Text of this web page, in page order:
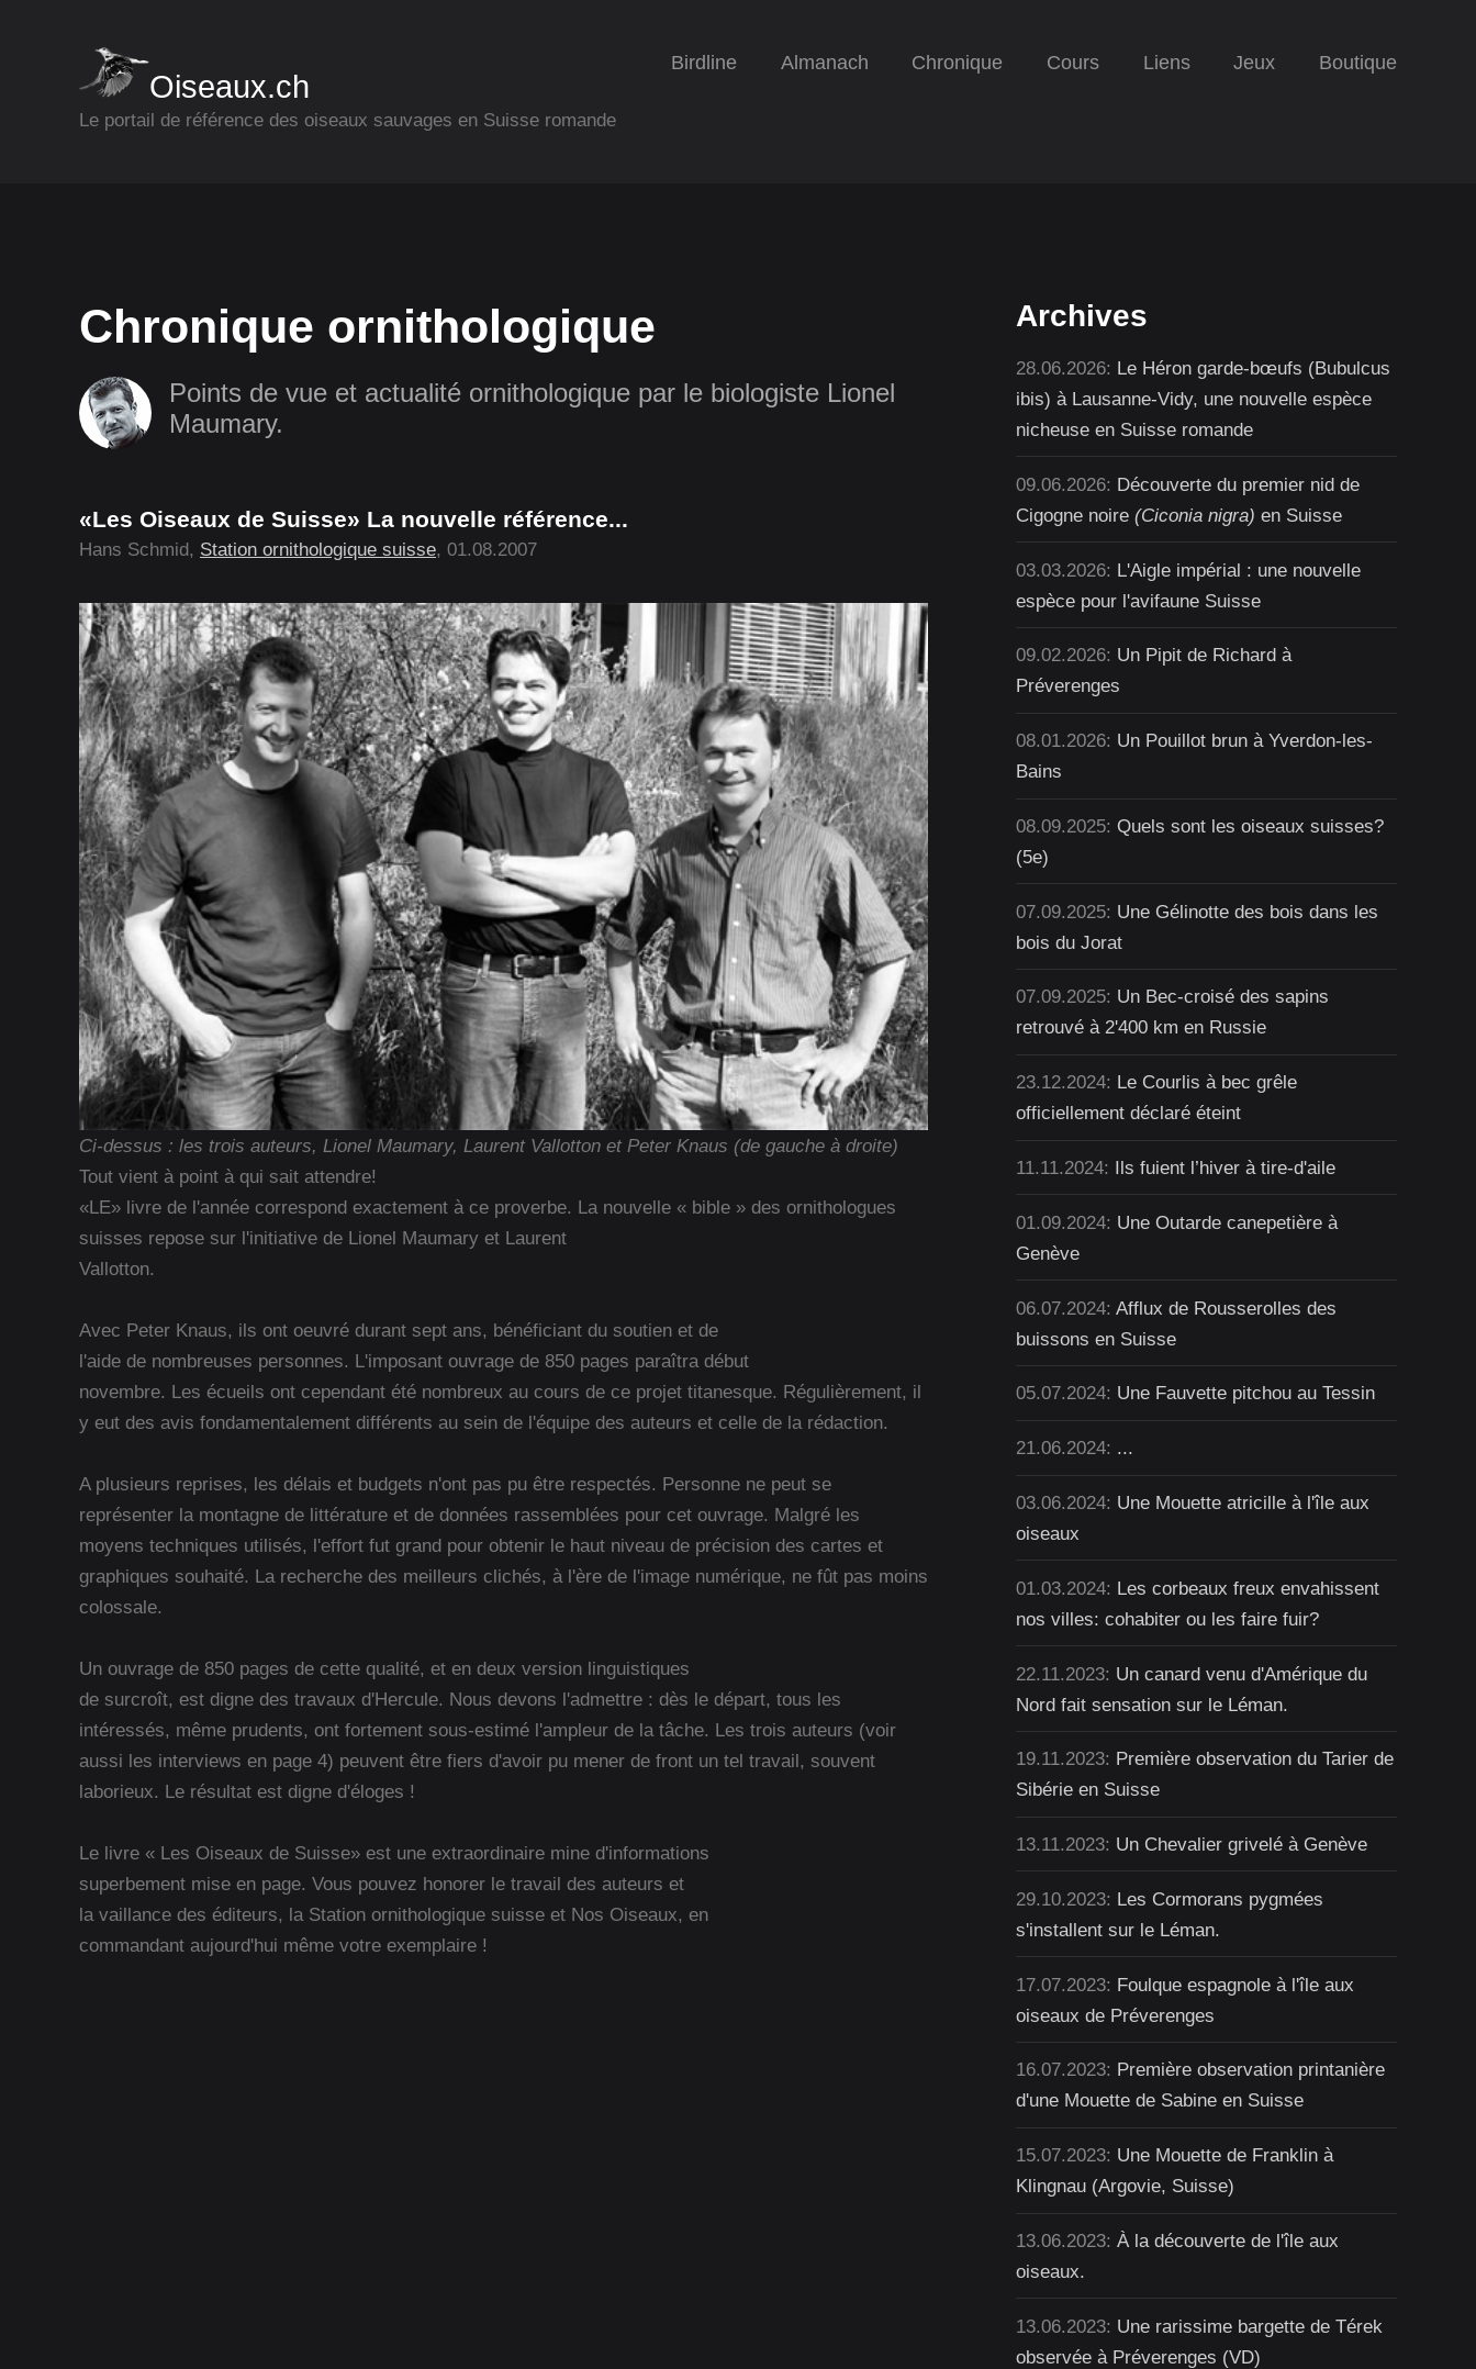
Oiseaux.ch
Le portail de référence des oiseaux sauvages en Suisse romande
Birdline Almanach Chronique Cours Liens Jeux Boutique
Chronique ornithologique
Points de vue et actualité ornithologique par le biologiste Lionel
Maumary.
«Les Oiseaux de Suisse» La nouvelle référence...
Hans Schmid, Station ornithologique suisse, 01.08.2007
Ci-dessus : les trois auteurs, Lionel Maumary, Laurent Vallotton et Peter Knaus (de gauche à droite)
Tout vient à point à qui sait attendre!
«LE» livre de l'année correspond exactement à ce proverbe. La nouvelle « bible » des ornithologues
suisses repose sur l'initiative de Lionel Maumary et Laurent
Vallotton.
Avec Peter Knaus, ils ont oeuvré durant sept ans, bénéficiant du soutien et de
l'aide de nombreuses personnes. L'imposant ouvrage de 850 pages paraîtra début
novembre. Les écueils ont cependant été nombreux au cours de ce projet titanesque. Régulièrement, il
y eut des avis fondamentalement différents au sein de l'équipe des auteurs et celle de la rédaction.
A plusieurs reprises, les délais et budgets n'ont pas pu être respectés. Personne ne peut se
représenter la montagne de littérature et de données rassemblées pour cet ouvrage. Malgré les
moyens techniques utilisés, l'effort fut grand pour obtenir le haut niveau de précision des cartes et
graphiques souhaité. La recherche des meilleurs clichés, à l'ère de l'image numérique, ne fût pas moins
colossale.
Un ouvrage de 850 pages de cette qualité, et en deux version linguistiques
de surcroît, est digne des travaux d'Hercule. Nous devons l'admettre : dès le départ, tous les
intéressés, même prudents, ont fortement sous-estimé l'ampleur de la tâche. Les trois auteurs (voir
aussi les interviews en page 4) peuvent être fiers d'avoir pu mener de front un tel travail, souvent
laborieux. Le résultat est digne d'éloges !
Le livre « Les Oiseaux de Suisse» est une extraordinaire mine d'informations
superbement mise en page. Vous pouvez honorer le travail des auteurs et
la vaillance des éditeurs, la Station ornithologique suisse et Nos Oiseaux, en
commandant aujourd'hui même votre exemplaire !
Archives
28.06.2026: Le Héron garde-bœufs (Bubulcus
ibis) à Lausanne-Vidy, une nouvelle espèce
nicheuse en Suisse romande
09.06.2026: Découverte du premier nid de
Cigogne noire(Ciconia nigra) en Suisse
03.03.2026: L'Aigle impérial : une nouvelle
espèce pour l'avifaune Suisse
09.02.2026: Un Pipit de Richard à
Préverenges
08.01.2026: Un Pouillot brun à Yverdon-les-
Bains
08.09.2025:Quels sont les oiseaux suisses?
(5e)
07.09.2025: Une Gélinotte des bois dans les
bois du Jorat
07.09.2025: Un Bec-croisé des sapins
retrouvé à 2'400 km en Russie
23.12.2024: Le Courlis à bec grêle
officiellement déclaré éteint
11.11.2024: Ils fuient l’hiver à tire-d'aile
01.09.2024: Une Outarde canepetière à
Genève
06.07.2024:Afflux de Rousserolles des
buissons en Suisse
05.07.2024: Une Fauvette pitchou au Tessin
21.06.2024: ...
03.06.2024: Une Mouette atricille à l'île aux
oiseaux
01.03.2024: Les corbeaux freux envahissent
nos villes: cohabiter ou les faire fuir?
22.11.2023: Un canard venu d'Amérique du
Nord fait sensation sur le Léman.
19.11.2023: Première observation du Tarier de
Sibérie en Suisse
13.11.2023: Un Chevalier grivelé à Genève
29.10.2023: Les Cormorans pygmées
s'installent sur le Léman.
17.07.2023: Foulque espagnole à l'île aux
oiseaux de Préverenges
16.07.2023: Première observation printanière
d'une Mouette de Sabine en Suisse
15.07.2023: Une Mouette de Franklin à
Klingnau (Argovie, Suisse)
13.06.2023:À la découverte de l'île aux
oiseaux.
13.06.2023: Une rarissime bargette de Térek
observée à Préverenges (VD)